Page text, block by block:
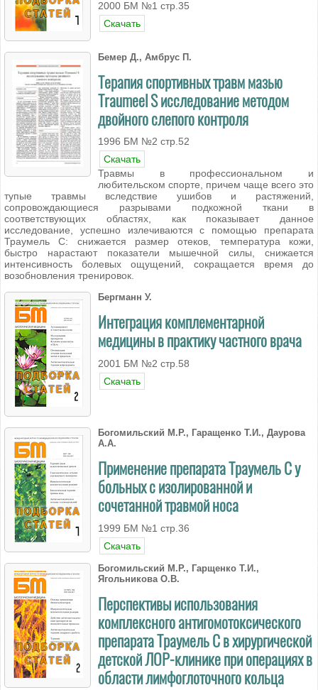
2000 БМ №1 стр.35
Скачать
Бемер Д., Амбрус П.
Терапия спортивных травм мазью
Traumeel S исследование методом
двойного слепого контроля
1996 БМ №2 стр.52
Скачать
Травмы в профессиональном и
любительском спорте, причем чаще всего это
тупые травмы вследствие ушибов и растяжений,
сопровождающиеся разрывами подкожной ткани в
соответствующих областях, как показывает данное
исследование, успешно излечиваются с помощью препарата
Траумель С: снижается размер отеков, температура кожи,
быстро нарастают показатели мышечной силы, снижается
интенсивность болевых ощущений, сокращается время до
возобновления тренировок.
Бергманн У.
Интеграция комплементарной
медицины в практику частного врача
2001 БМ №2 стр.58
Скачать
Богомильский М.Р., Гаращенко Т.И., Даурова
А.А.
Применение препарата Траумель С у
больных с изолированной и
сочетанной травмой носа
1999 БМ №1 стр.36
Скачать
Богомильский М.Р., Гарщенко Т.И.,
Ягольникова О.В.
Перспективы использования
комплексного антигомотоксического
препарата Траумель С в хирургической
детской ЛОР-клинике при операциях в
области лимфоглоточного кольца